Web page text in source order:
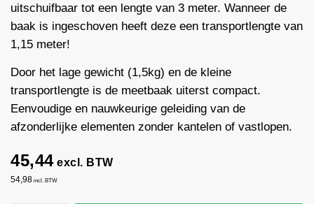
uitschuifbaar tot een lengte van 3 meter. Wanneer de
baak is ingeschoven heeft deze een transportlengte van
1,15 meter!
Door het lage gewicht (1,5kg) en de kleine
transportlengte is de meetbaak uiterst compact.
Eenvoudige en nauwkeurige geleiding van de
afzonderlijke elementen zonder kantelen of vastlopen.
45,44excl. BTW
54,98 incl. BTW